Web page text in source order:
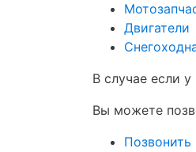
Двигатели
В случае если
Вы можете
Позвонить